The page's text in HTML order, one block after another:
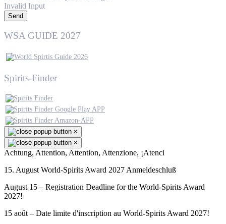
Invalid Input
Send
WSA GUIDE 2027
Spirits-Finder
×
×
Achtung, Attention, Attention, Attenzione, ¡Atenci
15. August World-Spirits Award 2027 Anmeldeschluß
August 15 – Registration Deadline for the World-Spirits Award
2027!
15 août – Date limite d'inscription au World-Spirits Award 2027!